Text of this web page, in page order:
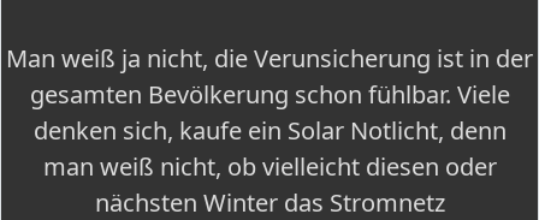
Man weiß ja nicht, die Verunsicherung ist in der
gesamten Bevölkerung schon fühlbar. Viele
denken sich, kaufe ein Solar Notlicht, denn
man weiß nicht, ob vielleicht diesen oder
nächsten Winter das Stromnetz